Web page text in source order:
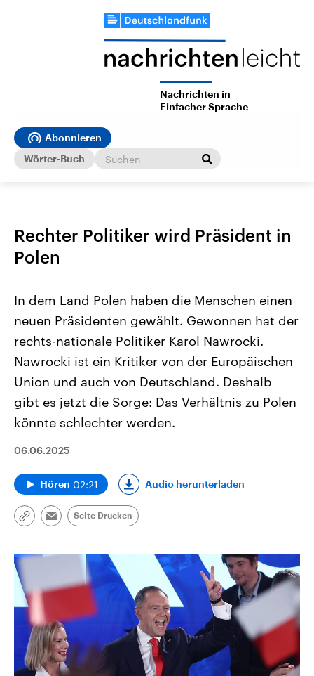
Nachrichten in
Einfacher Sprache
Abonnieren
Wörter-Buch
Rechter Politiker wird Präsident in
Polen
In dem Land Polen haben die Menschen einen
neuen Präsidenten gewählt. Gewonnen hat der
rechts-nationale Politiker Karol Nawrocki.
Nawrocki ist ein Kritiker von der Europäischen
Union und auch von Deutschland. Deshalb
gibt es jetzt die Sorge: Das Verhältnis zu Polen
könnte schlechter werden.
06.06.2025
Hören 02:21 Audio herunterladen
Link
Email
Seite Drucken